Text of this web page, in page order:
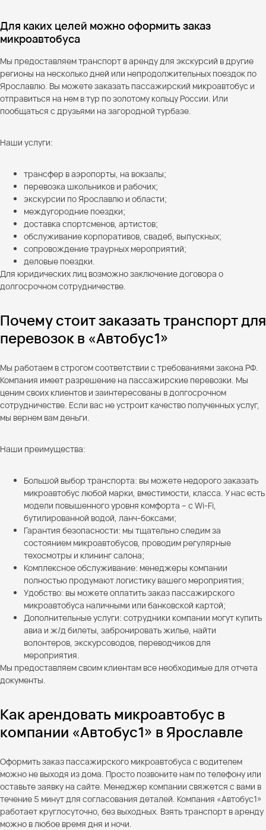
Для каких целей можно оформить заказ
микроавтобуса
Мы предоставляем транспорт в аренду для экскурсий в другие
регионы на несколько дней или непродолжительных поездок по
Ярославлю. Вы можете заказать пассажирский микроавтобус и
отправиться на нем в тур по золотому кольцу России. Или
пообщаться с друзьями на загородной турбазе.
Наши услуги:
трансфер в аэропорты, на вокзалы;
перевозка школьников и рабочих;
экскурсии по Ярославлю и области;
междугородние поездки;
доставка спортсменов, артистов;
обслуживание корпоративов, свадеб, выпускных;
сопровождение траурных мероприятий;
деловые поездки.
Для юридических лиц возможно заключение договора о
долгосрочном сотрудничестве.
Почему стоит заказать транспорт для
перевозок в «Автобус1»
Мы работаем в строгом соответствии с требованиями закона РФ.
Компания имеет разрешение на пассажирские перевозки. Мы
ценим своих клиентов и заинтересованы в долгосрочном
сотрудничестве. Если вас не устроит качество полученных услуг,
мы вернем вам деньги.
Наши преимущества:
Большой выбор транспорта: вы можете недорого заказать
микроавтобус любой марки, вместимости, класса. У нас есть
модели повышенного уровня комфорта – с Wi-Fi,
бутилированной водой, ланч-боксами;
Гарантия безопасности: мы тщательно следим за
состоянием микроавтобусов, проводим регулярные
техосмотры и клининг салона;
Комплексное обслуживание: менеджеры компании
полностью продумают логистику вашего мероприятия;
Удобство: вы можете оплатить заказ пассажирского
микроавтобуса наличными или банковской картой;
Дополнительные услуги: сотрудники компании могут купить
авиа и ж/д билеты, забронировать жилье, найти
волонтеров, экскурсоводов, переводчиков для
мероприятия.
Мы предоставляем своим клиентам все необходимые для отчета
документы.
Как арендовать микроавтобус в
компании «Автобус1» в Ярославле
Оформить заказ пассажирского микроавтобуса с водителем
можно не выходя из дома. Просто позвоните нам по телефону или
оставьте заявку на сайте. Менеджер компании свяжется с вами в
течение 5 минут для согласования деталей. Компания «Автобус1»
работает круглосуточно, без выходных. Взять транспорт в аренду
можно в любое время дня и ночи.